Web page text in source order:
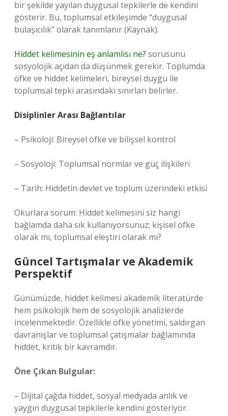
bir şekilde yayılan duygusal tepkilerle de kendini
gösterir. Bu, toplumsal etkileşimde “duygusal
bulaşıcılık” olarak tanımlanır (Kaynak).
Hiddet kelimesinin eş anlamlısı ne? sorusunu
sosyolojik açıdan da düşünmek gerekir. Toplumda
öfke ve hiddet kelimeleri, bireysel duygu ile
toplumsal tepki arasındaki sınırları belirler.
Disiplinler Arası Bağlantılar
– Psikoloji: Bireysel öfke ve bilişsel kontrol
– Sosyoloji: Toplumsal normlar ve güç ilişkileri
– Tarih: Hiddetin devlet ve toplum üzerindeki etkisi
Okurlara sorum: Hiddet kelimesini siz hangi
bağlamda daha sık kullanıyorsunuz; kişisel öfke
olarak mı, toplumsal eleştiri olarak mı?
Güncel Tartışmalar ve Akademik
Perspektif
Günümüzde, hiddet kelimesi akademik literatürde
hem psikolojik hem de sosyolojik analizlerde
incelenmektedir. Özellikle öfke yönetimi, saldırgan
davranışlar ve toplumsal çatışmalar bağlamında
hiddet, kritik bir kavramdır.
Öne Çıkan Bulgular:
– Dijital çağda hiddet, sosyal medyada anlık ve
yaygın duygusal tepkilerle kendini gösteriyor.